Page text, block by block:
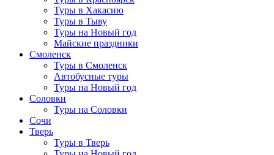
Туры в Хакасию
Туры в Тыву
Туры на Новый год
Майские праздники
Смоленск
Туры в Смоленск
Автобусные туры
Туры на Новый год
Соловки
Туры на Соловки
Сочи
Тверь
Туры в Тверь